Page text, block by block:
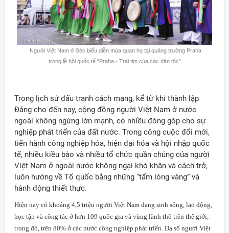
Việt Nam ở nước ngoài
Người Việt Nam ở Séc biểu diễn múa quan họ tại quảng trường Praha
trong lễ hội quốc tế “Praha - Trái tim của các dân tộc”
Trong lịch sử đấu tranh cách mạng, kể từ khi thành lập
Đảng cho đến nay, cộng đồng người Việt Nam ở nước
ngoài không ngừng lớn mạnh, có nhiều đóng góp cho sự
nghiệp phát triển của đất nước. Trong công cuộc đổi mới,
tiến hành công nghiệp hóa, hiện đại hóa và hội nhập quốc
tế, nhiều kiều bào và nhiều tổ chức quần chúng của người
Việt Nam ở ngoài nước không ngại khó khăn và cách trở,
luôn hướng về Tổ quốc bằng những “tấm lòng vàng” và
hành động thiết thực.
Hiện nay có khoảng 4,5 triệu người Việt Nam đang sinh sống, lao động,
học tập và công tác ở hơn 109 quốc gia và vùng lãnh thổ trên thế giới;
trong đó, trên 80% ở các nước công nghiệp phát triển. Đa số người Việt